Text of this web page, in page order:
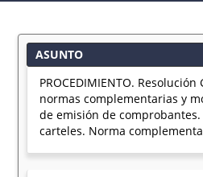
ASUNTO
PROCEDIMIENTO.
normas complementarias y
de emisión de
carteles. Norma